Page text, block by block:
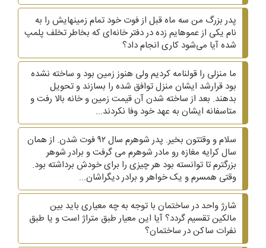
پدر بزرگ من سه ماه قبل از فوت خود تمام زمینهایش را به
نام یکی از عموهایم زده در دفتر خانه‌ای که بخاطر تخلف پلمپ
شده آیا می‌شود کاری انجام داد؟
ما منزلی را قولنامه کردیم ولی هنوز زمین بود و ساخته نشده
بود قرارشد ایشان منزل توافق شده را بسازند و تحویل
بدهند. بعد از ساخته شدن آن قیمت زمین و خانه بالا رفت و
متاسفانه ایشان به عهد خود وفا نکردند...
سلام و وقتتون بخیر. پدر شوهرم سال ۹۲ فوت شدن. از همان
سال کرایه مغازه رو مادر شوهرم می گرفت و برادر شوهر
بزرگترم تا توانسته بود هر چیزی را برای خودش برداشته بود.
وقتی همسرم و یک خواهر و برادر دیگراشان...
شارژ واحد در ساختمان با توجه به چه معیاری باید بین
مالکین تقسیم گردد؟ آیا این معیار طبق متراژ است و یا طبق
نفرات ساکن در ساختمان؟